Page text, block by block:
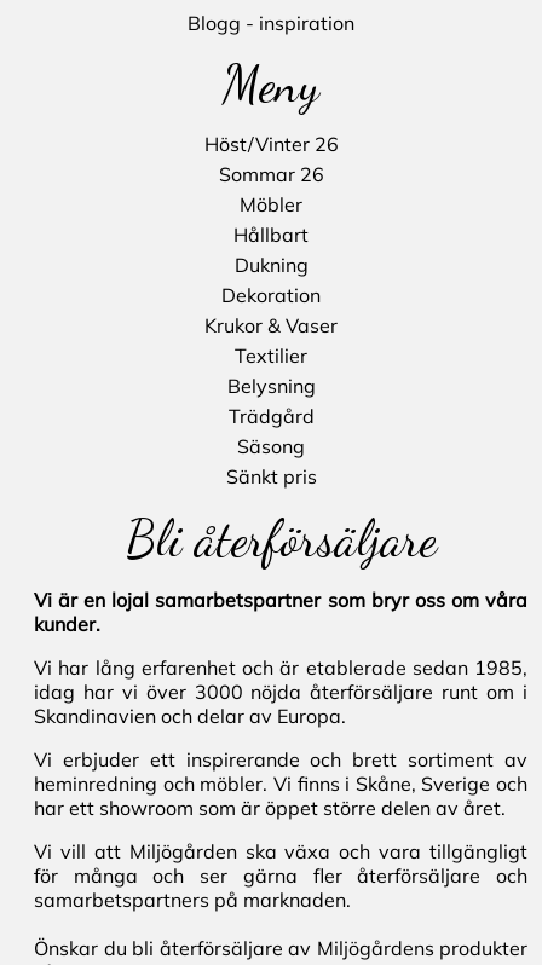
Blogg - inspiration
Meny
Höst/Vinter 26
Sommar 26
Möbler
Hållbart
Dukning
Dekoration
Krukor & Vaser
Textilier
Belysning
Trädgård
Säsong
Sänkt pris
Bli återförsäljare
Vi är en lojal samarbetspartner som bryr oss om våra
kunder.
Vi har lång erfarenhet och är etablerade sedan 1985,
idag har vi över 3000 nöjda återförsäljare runt om i
Skandinavien och delar av Europa.
Vi erbjuder ett inspirerande och brett sortiment av
heminredning och möbler. Vi finns i Skåne, Sverige och
har ett showroom som är öppet större delen av året.
Vi vill att Miljögården ska växa och vara tillgängligt
för många och ser gärna fler återförsäljare och
samarbetspartners på marknaden.
Önskar du bli återförsäljare av Miljögårdens produkter